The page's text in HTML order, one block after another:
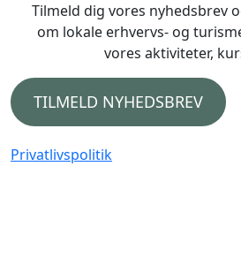
Tilmeld dig vores nyhedsbrev
om lokale erhvervs- og
vores aktiviteter,
TILMELD NYHEDSBREV
Privatlivspolitik